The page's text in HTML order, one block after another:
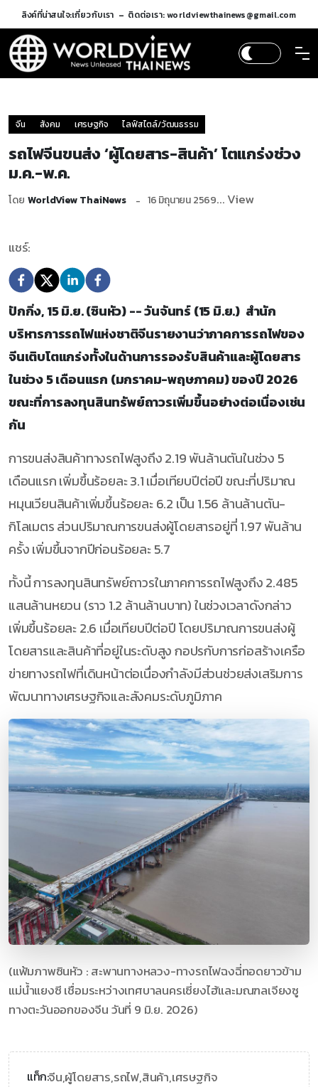
ลิงค์ที่น่าสนใจ:เกี่ยวกับเรา ติดต่อเรา: worldviewthainews@gmail.com
จีน สังคม เศรษฐกิจ ไลฟ์สไตล์/วัฒนธรรม
รถไฟจีนขนส่ง ‘ผู้โดยสาร-สินค้า’ โตแกร่งช่วง
ม.ค.-พ.ค.
โดย WorldView ThaiNews 16 มิถุนายน 2569... View
แชร์:
ปักกิ่ง, 15 มิ.ย. (ซินหัว) -- วันจันทร์ (15 มิ.ย.) สำนัก
บริหารการรถไฟแห่งชาติจีนรายงานว่าภาคการรถไฟของ
จีนเติบโตแกร่งทั้งในด้านการรองรับสินค้าและผู้โดยสาร
ในช่วง 5 เดือนแรก (มกราคม-พฤษภาคม) ของปี 2026
ขณะที่การลงทุนสินทรัพย์ถาวรเพิ่มขึ้นอย่างต่อเนื่องเช่น
กัน
การขนส่งสินค้าทางรถไฟสูงถึง 2.19 พันล้านตันในช่วง 5
เดือนแรก เพิ่มขึ้นร้อยละ 3.1 เมื่อเทียบปีต่อปี ขณะที่ปริมาณ
หมุนเวียนสินค้าเพิ่มขึ้นร้อยละ 6.2 เป็น 1.56 ล้านล้านตัน-
กิโลเมตร ส่วนปริมาณการขนส่งผู้โดยสารอยู่ที่ 1.97 พันล้าน
ครั้ง เพิ่มขึ้นจากปีก่อนร้อยละ 5.7
ทั้งนี้ การลงทุนสินทรัพย์ถาวรในภาคการรถไฟสูงถึง 2.485
แสนล้านหยวน (ราว 1.2 ล้านล้านบาท) ในช่วงเวลาดังกล่าว
เพิ่มขึ้นร้อยละ 2.6 เมื่อเทียบปีต่อปี โดยปริมาณการขนส่งผู้
โดยสารและสินค้าที่อยู่ในระดับสูง กอปรกับการก่อสร้างเครือ
ข่ายทางรถไฟที่เดินหน้าต่อเนื่องกำลังมีส่วนช่วยส่งเสริมการ
พัฒนาทางเศรษฐกิจและสังคมระดับภูมิภาค
(แฟ้มภาพซินหัว : สะพานทางหลวง-ทางรถไฟฉงฉี่ทอดยาวข้าม
แม่น้ำแยงซี เชื่อมระหว่างเทศบาลนครเซี่ยงไฮ้และมณฑลเจียงซู
ทางตะวันออกของจีน วันที่ 9 มิ.ย. 2026)
แท็ก:จีน,ผู้โดยสาร,รถไฟ,สินค้า,เศรษฐกิจ